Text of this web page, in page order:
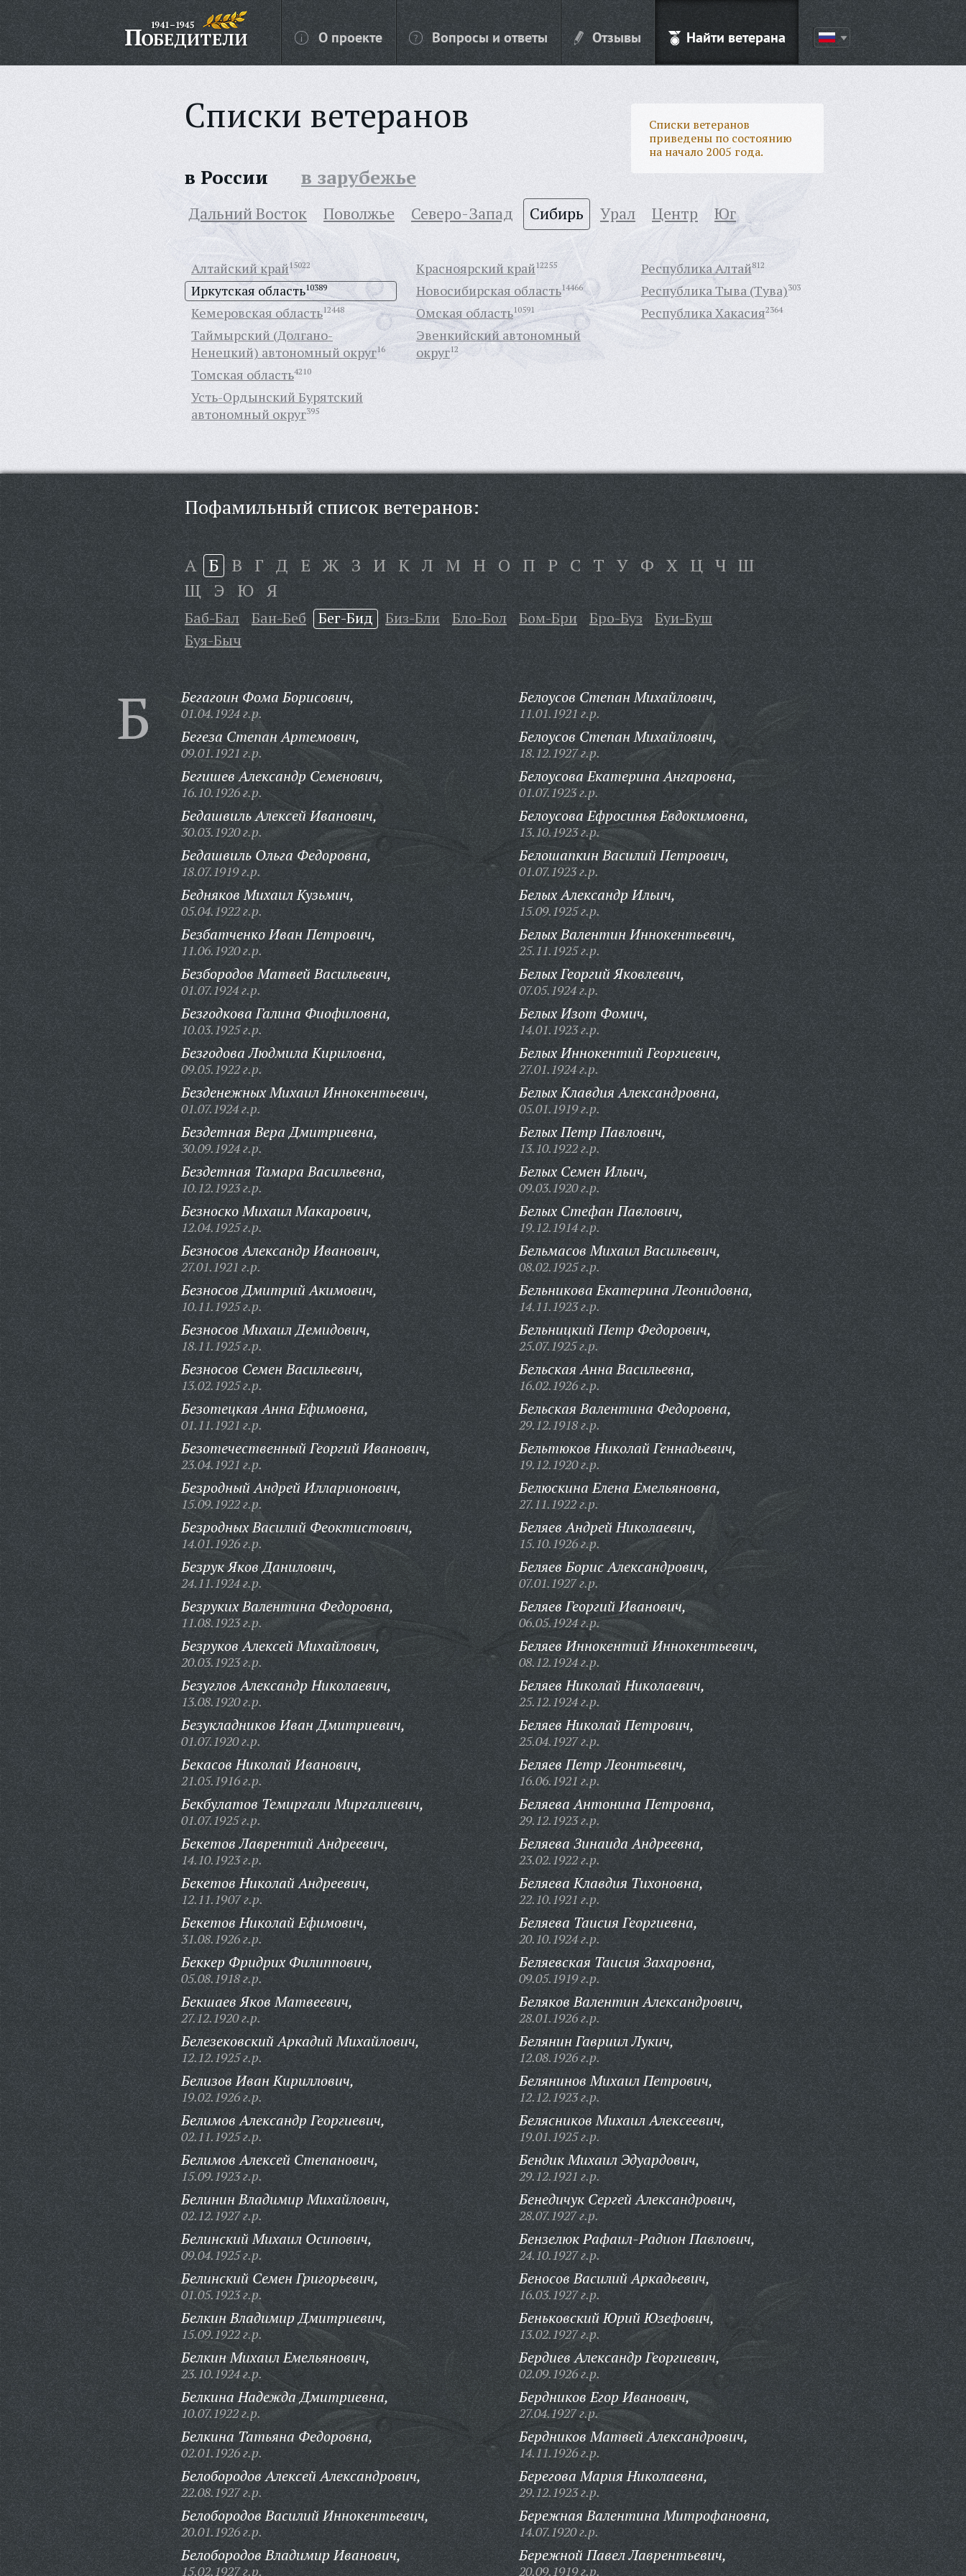
О проекте Вопросы и ответы Отзывы Найти ветерана
Списки ветеранов
Списки ветеранов
приведены по состоянию
на начало 2005 года.
в России в зарубежье
Дальний Восток Поволжье Северо-Запад Сибирь Урал Центр Юг
Алтайский край15022
Иркутская область10389
Кемеровская область12448
Красноярский край12255
Новосибирская область14466
Омская область10591
Республика Алтай812
Республика Тыва (Тува)303
Республика Хакасия2364
Таймырский (Долгано-
Ненецкий) автономный округ16
Томская область4210
Усть-Ордынский Бурятский
автономный округ395
Эвенкийский автономный
округ12
Пофамильный список ветеранов:
А Б В Г Д Е Ж З И К Л М Н О П Р С Т У Ф Х Ц Ч Ш
Щ Э Ю Я
Баб-Бал Бан-Беб Бег-Бид Биз-Бли Бло-Бол Бом-Бри Бро-Буз
Буи-Буш
Буя-Быч
Б Бегагоин Фома Борисович,
01.04.1924 г.р.
Бегеза Степан Артемович,
09.01.1921 г.р.
Бегишев Александр Семенович,
16.10.1926 г.р.
Бедашвиль Алексей Иванович,
30.03.1920 г.р.
Бедашвиль Ольга Федоровна,
18.07.1919 г.р.
Бедняков Михаил Кузьмич,
05.04.1922 г.р.
Безбатченко Иван Петрович,
11.06.1920 г.р.
Безбородов Матвей Васильевич,
01.07.1924 г.р.
Безгодкова Галина Фиофиловна,
10.03.1925 г.р.
Безгодова Людмила Кириловна,
09.05.1922 г.р.
Безденежных Михаил Иннокентьевич,
01.07.1924 г.р.
Бездетная Вера Дмитриевна,
30.09.1924 г.р.
Бездетная Тамара Васильевна,
10.12.1923 г.р.
Безноско Михаил Макарович,
12.04.1925 г.р.
Безносов Александр Иванович,
27.01.1921 г.р.
Безносов Дмитрий Акимович,
10.11.1925 г.р.
Безносов Михаил Демидович,
18.11.1925 г.р.
Безносов Семен Васильевич,
13.02.1925 г.р.
Безотецкая Анна Ефимовна,
01.11.1921 г.р.
Безотечественный Георгий Иванович,
23.04.1921 г.р.
Безродный Андрей Илларионович,
15.09.1922 г.р.
Безродных Василий Феоктистович,
14.01.1926 г.р.
Безрук Яков Данилович,
24.11.1924 г.р.
Безруких Валентина Федоровна,
11.08.1923 г.р.
Безруков Алексей Михайлович,
20.03.1923 г.р.
Безуглов Александр Николаевич,
13.08.1920 г.р.
Безукладников Иван Дмитриевич,
01.07.1920 г.р.
Бекасов Николай Иванович,
21.05.1916 г.р.
Бекбулатов Темиргали Миргалиевич,
01.07.1925 г.р.
Бекетов Лаврентий Андреевич,
14.10.1923 г.р.
Бекетов Николай Андреевич,
12.11.1907 г.р.
Бекетов Николай Ефимович,
31.08.1926 г.р.
Беккер Фридрих Филиппович,
05.08.1918 г.р.
Бекшаев Яков Матвеевич,
27.12.1920 г.р.
Белезековский Аркадий Михайлович,
12.12.1925 г.р.
Белизов Иван Кириллович,
19.02.1926 г.р.
Белимов Александр Георгиевич,
02.11.1925 г.р.
Белимов Алексей Степанович,
15.09.1923 г.р.
Белинин Владимир Михайлович,
02.12.1927 г.р.
Белинский Михаил Осипович,
09.04.1925 г.р.
Белинский Семен Григорьевич,
01.05.1923 г.р.
Белкин Владимир Дмитриевич,
15.09.1922 г.р.
Белкин Михаил Емельянович,
23.10.1924 г.р.
Белкина Надежда Дмитриевна,
10.07.1922 г.р.
Белкина Татьяна Федоровна,
02.01.1926 г.р.
Белобородов Алексей Александрович,
22.08.1927 г.р.
Белобородов Василий Иннокентьевич,
20.01.1926 г.р.
Белобородов Владимир Иванович,
15.02.1927 г.р.
Белоусов Степан Михайлович,
11.01.1921 г.р.
Белоусов Степан Михайлович,
18.12.1927 г.р.
Белоусова Екатерина Ангаровна,
01.07.1923 г.р.
Белоусова Ефросинья Евдокимовна,
13.10.1923 г.р.
Белошапкин Василий Петрович,
01.07.1923 г.р.
Белых Александр Ильич,
15.09.1925 г.р.
Белых Валентин Иннокентьевич,
25.11.1925 г.р.
Белых Георгий Яковлевич,
07.05.1924 г.р.
Белых Изот Фомич,
14.01.1923 г.р.
Белых Иннокентий Георгиевич,
27.01.1924 г.р.
Белых Клавдия Александровна,
05.01.1919 г.р.
Белых Петр Павлович,
13.10.1922 г.р.
Белых Семен Ильич,
09.03.1920 г.р.
Белых Стефан Павлович,
19.12.1914 г.р.
Бельмасов Михаил Васильевич,
08.02.1925 г.р.
Бельникова Екатерина Леонидовна,
14.11.1923 г.р.
Бельницкий Петр Федорович,
25.07.1925 г.р.
Бельская Анна Васильевна,
16.02.1926 г.р.
Бельская Валентина Федоровна,
29.12.1918 г.р.
Бельтюков Николай Геннадьевич,
19.12.1920 г.р.
Белюскина Елена Емельяновна,
27.11.1922 г.р.
Беляев Андрей Николаевич,
15.10.1926 г.р.
Беляев Борис Александрович,
07.01.1927 г.р.
Беляев Георгий Иванович,
06.05.1924 г.р.
Беляев Иннокентий Иннокентьевич,
08.12.1924 г.р.
Беляев Николай Николаевич,
25.12.1924 г.р.
Беляев Николай Петрович,
25.04.1927 г.р.
Беляев Петр Леонтьевич,
16.06.1921 г.р.
Беляева Антонина Петровна,
29.12.1923 г.р.
Беляева Зинаида Андреевна,
23.02.1922 г.р.
Беляева Клавдия Тихоновна,
22.10.1921 г.р.
Беляева Таисия Георгиевна,
20.10.1924 г.р.
Беляевская Таисия Захаровна,
09.05.1919 г.р.
Беляков Валентин Александрович,
28.01.1926 г.р.
Белянин Гавриил Лукич,
12.08.1926 г.р.
Белянинов Михаил Петрович,
12.12.1923 г.р.
Белясников Михаил Алексеевич,
19.01.1925 г.р.
Бендик Михаил Эдуардович,
29.12.1921 г.р.
Бенедичук Сергей Александрович,
28.07.1927 г.р.
Бензелюк Рафаил-Радион Павлович,
24.10.1927 г.р.
Беносов Василий Аркадьевич,
16.03.1927 г.р.
Беньковский Юрий Юзефович,
13.02.1927 г.р.
Бердиев Александр Георгиевич,
02.09.1926 г.р.
Бердников Егор Иванович,
27.04.1927 г.р.
Бердников Матвей Александрович,
14.11.1926 г.р.
Берегова Мария Николаевна,
29.12.1923 г.р.
Бережная Валентина Митрофановна,
14.07.1920 г.р.
Бережной Павел Лаврентьевич,
20.09.1919 г.р.